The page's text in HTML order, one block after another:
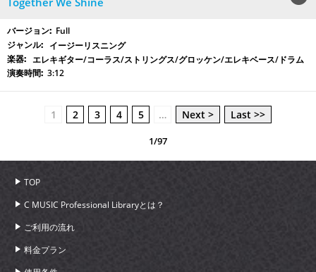
Full
イージーリスニング
エレキギター/コーラス/ストリングス/グロッケン/エレキベース/ドラム
3:12
1 2 3 4 5 … Next > Last >>
1/97
TOP
C MUSIC Professional Libraryとは？
ご利用の流れ
料金プラン